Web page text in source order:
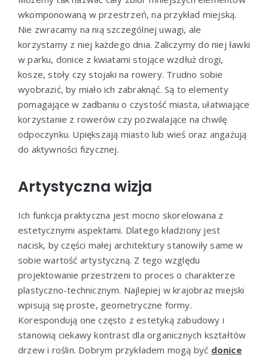
wkomponowaną w przestrzeń, na przykład miejską.
Nie zwracamy na nią szczególnej uwagi, ale
korzystamy z niej każdego dnia. Zaliczymy do niej ławki
w parku, donice z kwiatami stojące wzdłuż drogi,
kosze, stoły czy stojaki na rowery. Trudno sobie
wyobrazić, by miało ich zabraknąć. Są to elementy
pomagające w zadbaniu o czystość miasta, ułatwiające
korzystanie z rowerów czy pozwalające na chwilę
odpoczynku. Upiększają miasto lub wieś oraz angażują
do aktywności fizycznej.
Artystyczna wizja
Ich funkcja praktyczna jest mocno skorelowana z
estetycznymi aspektami. Dlatego kładziony jest
nacisk, by części małej architektury stanowiły same w
sobie wartość artystyczną. Z tego względu
projektowanie przestrzeni to proces o charakterze
plastyczno-technicznym. Najlepiej w krajobraz miejski
wpisują się proste, geometryczne formy.
Korespondują one często z estetyką zabudowy i
stanowią ciekawy kontrast dla organicznych kształtów
drzew i roślin. Dobrym przykładem mogą być donice